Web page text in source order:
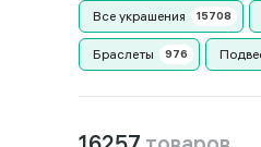
Все украшения
Браслеты